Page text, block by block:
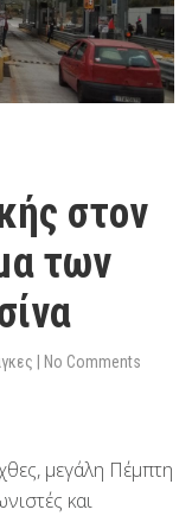
στον
των
No Comments
μεγάλη Πέμπτη
και